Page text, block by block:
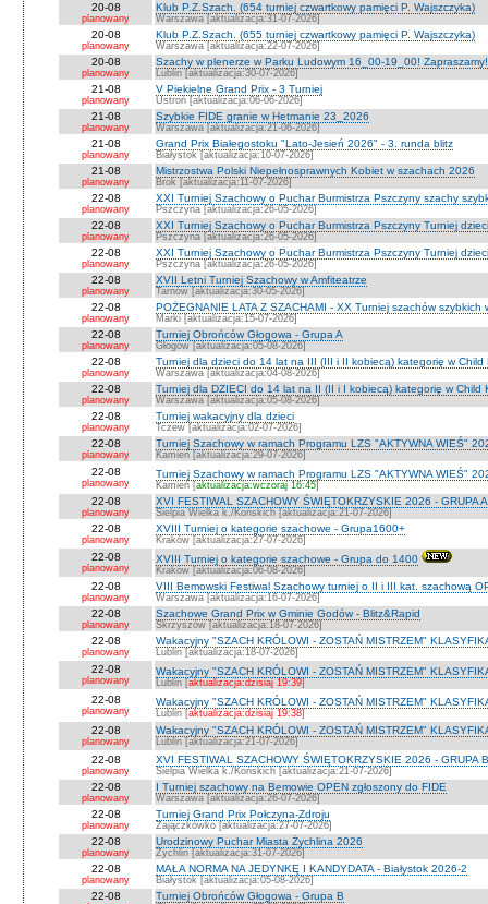
20-08
planowany
Klub P.Z.Szach. (654 turniej czwartkowy pamięci P. Wajszczyka)
Warszawa [aktualizacja:31-07-2026]
20-08
planowany
Klub P.Z.Szach. (655 turniej czwartkowy pamięci P. Wajszczyka)
Warszawa [aktualizacja:22-07-2026]
20-08
planowany
Szachy w plenerze w Parku Ludowym 16_00-19_00! Zapraszamy!
Lublin [aktualizacja:30-07-2026]
21-08
planowany
V Piekielne Grand Prix - 3 Turniej
Ustroń [aktualizacja:06-06-2026]
21-08
planowany
Szybkie FIDE granie w Hetmanie 23_2026
Warszawa [aktualizacja:21-06-2026]
21-08
planowany
Grand Prix Białegostoku "Lato-Jesień 2026" - 3. runda blitz
Białystok [aktualizacja:10-07-2026]
21-08
planowany
Mistrzostwa Polski Niepełnosprawnych Kobiet w szachach 2026
Brok [aktualizacja:11-07-2026]
22-08
planowany
XXI Turniej Szachowy o Puchar Burmistrza Pszczyny szachy
Pszczyna [aktualizacja:26-05-2026]
22-08
planowany
XXI Turniej Szachowy o Puchar Burmistrza Pszczyny Turniej
Pszczyna [aktualizacja:26-05-2026]
22-08
planowany
XXI Turniej Szachowy o Puchar Burmistrza Pszczyny Turniej
Pszczyna [aktualizacja:26-05-2026]
22-08
planowany
XVII Letni Turniej Szachowy w Amfiteatrze
Tarnów [aktualizacja:30-05-2026]
22-08
planowany
POŻEGNANIE LATA Z SZACHAMI - XX Turniej szachów szybkich
Marki [aktualizacja:15-07-2026]
22-08
planowany
Turniej Obrońców Głogowa - Grupa A
Głogów [aktualizacja:05-08-2026]
22-08
planowany
Turniej dla dzieci do 14 lat na III (III i II kobiecą) kategorię w Child
Warszawa [aktualizacja:04-08-2026]
22-08
planowany
Turniej dla DZIECI do 14 lat na II (II i I kobiecą) kategorię w Child
Warszawa [aktualizacja:05-08-2026]
22-08
planowany
Turniej wakacyjny dla dzieci
Tczew [aktualizacja:02-07-2026]
22-08
planowany
Turniej Szachowy w ramach Programu LZS "AKTYWNA WIEŚ"
Kamień [aktualizacja:29-07-2026]
22-08
planowany
Turniej Szachowy w ramach Programu LZS "AKTYWNA WIEŚ"
Kamień [aktualizacja:wczoraj 16:45]
22-08
planowany
XVI FESTIWAL SZACHOWY ŚWIĘTOKRZYSKIE 2026 - GRUPA
Sielpia Wielka k./Końskich [aktualizacja:21-07-2026]
22-08
planowany
XVIII Turniej o kategorie szachowe - Grupa1600+
Kraków [aktualizacja:27-07-2026]
22-08
planowany
XVIII Turniej o kategorie szachowe - Grupa do 1400
Kraków [aktualizacja:06-08-2026]
22-08
planowany
VIII Bemowski Festiwal Szachowy turniej o II i III kat. szachową
Warszawa [aktualizacja:16-07-2026]
22-08
planowany
Szachowe Grand Prix w Gminie Godów - Blitz&Rapid
Skrzyszów [aktualizacja:18-07-2026]
22-08
planowany
Wakacyjny "SZACH KRÓLOWI - ZOSTAŃ MISTRZEM"
Lublin [aktualizacja:18-07-2026]
22-08
planowany
Wakacyjny "SZACH KRÓLOWI - ZOSTAŃ MISTRZEM"
Lublin [aktualizacja:dzisiaj 19:39]
22-08
planowany
Wakacyjny "SZACH KRÓLOWI - ZOSTAŃ MISTRZEM"
Lublin [aktualizacja:dzisiaj 19:38]
22-08
planowany
Wakacyjny "SZACH KRÓLOWI - ZOSTAŃ MISTRZEM"
Lublin [aktualizacja:21-07-2026]
22-08
planowany
XVI FESTIWAL SZACHOWY ŚWIĘTOKRZYSKIE 2026 - GRUPA B
Sielpia Wielka k./Końskich [aktualizacja:21-07-2026]
22-08
planowany
I Turniej szachowy na Bemowie OPEN zgłoszony do FIDE
Warszawa [aktualizacja:26-07-2026]
22-08
planowany
Turniej Grand Prix Połczyna-Zdroju
Zajączkówko [aktualizacja:27-07-2026]
22-08
planowany
Urodzinowy Puchar Miasta Żychlina 2026
Żychlin [aktualizacja:31-07-2026]
22-08
planowany
MAŁA NORMA NA JEDYNKĘ I KANDYDATA - Białystok 2026-2
Białystok [aktualizacja:05-08-2026]
22-08 Turniej Obrońców Głogowa - Grupa B